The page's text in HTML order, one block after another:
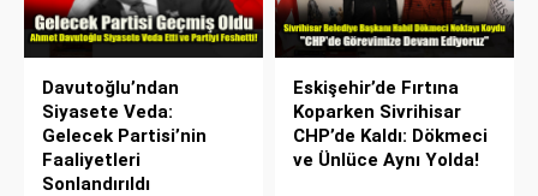
Davutoğlu’ndan
Siyasete Veda:
Gelecek Partisi’nin
Faaliyetleri
Sonlandırıldı
Eskişehir’de Fırtına
Koparken Sivrihisar
CHP’de Kaldı: Dökmeci
ve Ünlüce Aynı Yolda!